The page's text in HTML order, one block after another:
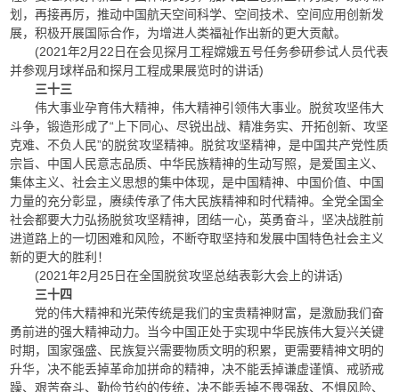
划，再接再厉，推动中国航天空间科学、空间技术、空间应用创新发
展，积极开展国际合作，为增进人类福祉作出新的更大贡献。
(2021年2月22日在会见探月工程嫦娥五号任务参研参试人员代表
并参观月球样品和探月工程成果展览时的讲话)
三十三
伟大事业孕育伟大精神，伟大精神引领伟大事业。脱贫攻坚伟大
斗争，锻造形成了“上下同心、尽锐出战、精准务实、开拓创新、攻坚
克难、不负人民”的脱贫攻坚精神。脱贫攻坚精神，是中国共产党性质
宗旨、中国人民意志品质、中华民族精神的生动写照，是爱国主义、
集体主义、社会主义思想的集中体现，是中国精神、中国价值、中国
力量的充分彰显，赓续传承了伟大民族精神和时代精神。全党全国全
社会都要大力弘扬脱贫攻坚精神，团结一心，英勇奋斗，坚决战胜前
进道路上的一切困难和风险，不断夺取坚持和发展中国特色社会主义
新的更大的胜利！
(2021年2月25日在全国脱贫攻坚总结表彰大会上的讲话)
三十四
党的伟大精神和光荣传统是我们的宝贵精神财富，是激励我们奋
勇前进的强大精神动力。当今中国正处于实现中华民族伟大复兴关键
时期，国家强盛、民族复兴需要物质文明的积累，更需要精神文明的
升华，决不能丢掉革命加拼命的精神，决不能丢掉谦虚谨慎、戒骄戒
躁、艰苦奋斗、勤俭节约的传统，决不能丢掉不畏强敌、不惧风险、